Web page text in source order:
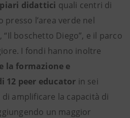
didattici quali centri di
presso l’area verde nel
boschetto Diego”, e il parco
I fondi hanno inoltre
la formazione e
12 peer educator in sei
amplificare la capacità di
un maggior